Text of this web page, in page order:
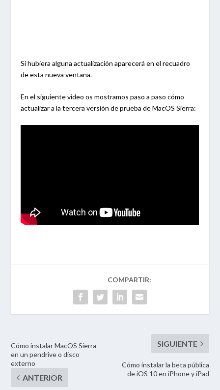
Si hubiera alguna actualización aparecerá en el recuadro
de esta nueva ventana.
En el siguiente video os mostramos paso a paso cómo
actualizar a la tercera versión de prueba de MacOS Sierra:
Cómo instalar MacOS Sierra
en un pendrive o disco
externo
Cómo instalar la beta pública
de iOS 10 en iPhone y iPad